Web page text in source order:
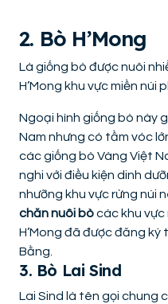
2. Bò H’Mong
Là giống bò được nuôi
H’Mong khu vực miền núi
Ngoại hình giống bò này
Nam nhưng có tầm vóc
các giống bò Vàng Việt
nghi với điều kiện dinh
nhưỡng khu vực rừng núi
chăn nuôi bòcác khu vực
H’Mong đã được đăng
Bằng.
3. Bò Lai Sind
Lai Sind là tên gọi chung